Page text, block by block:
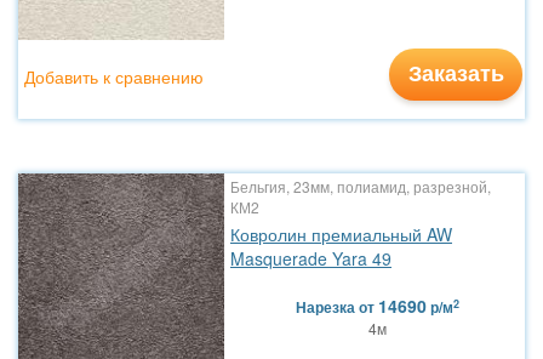
Заказать
Добавить к сравнению
Бельгия, 23мм, полиамид, разрезной,
КМ2
Ковролин премиальный AW
Masquerade Yara 49
Нарезкаот 14690р/м2
4м